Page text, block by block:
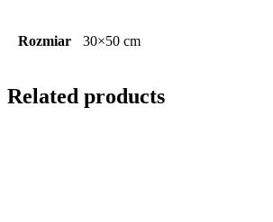
Rozmiar 30×50 cm
Related products